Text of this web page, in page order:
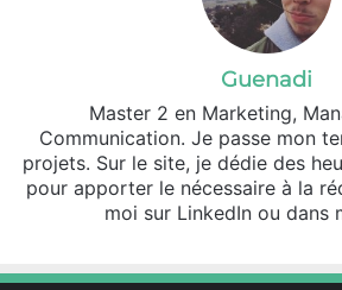
Guenadi
Master 2 en Marketing,
Communication. Je passe mon
projets. Sur le site, je dédie des
pour apporter le nécessaire à la
moi sur LinkedIn ou dans